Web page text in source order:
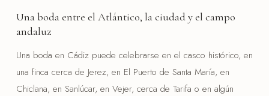
Una boda entre el Atlántico, la ciudad y el campo
andaluz
Una boda en Cádiz puede celebrarse en el casco histórico, en
una finca cerca de Jerez, en El Puerto de Santa María, en
Chiclana, en Sanlúcar, en Vejer, cerca de Tarifa o en algún